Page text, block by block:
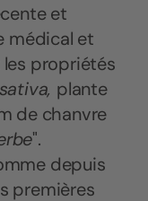
et
médical et
propriétés
plante
de chanvre
".
depuis
premières